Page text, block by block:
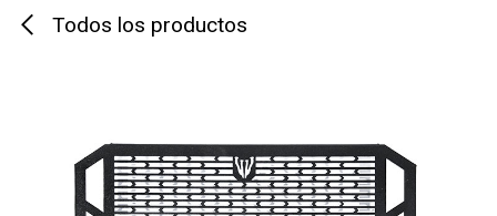
Todos los productos